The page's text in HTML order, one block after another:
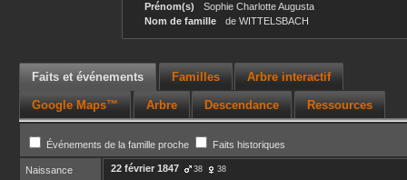
Prénom(s)
Sophie Charlotte Augusta
Nom de famille
de WITTELSBACH
Faits et événements Familles Arbre interactif
Google Maps™ Arbre Descendance Ressources
Événements de la famille proche Faits historiques
Naissance 22 février 1847 38 38